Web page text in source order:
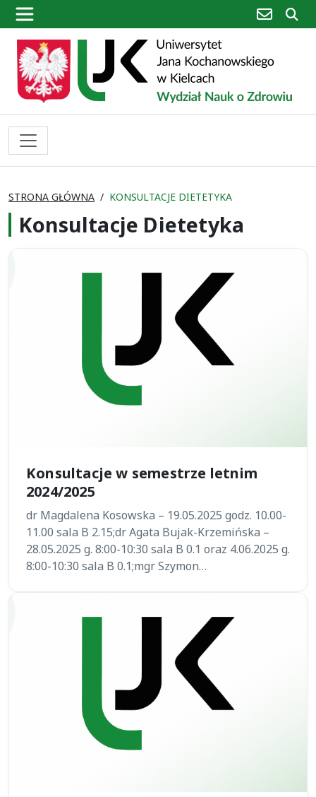
poczta
STRONA GŁÓWNA KONSULTACJE DIETETYKA
Konsultacje Dietetyka
Konsultacje w semestrze letnim
2024/2025
dr Magdalena Kosowska – 19.05.2025 godz. 10.00-
11.00 sala B 2.15;dr Agata Bujak-Krzemińska –
28.05.2025 g. 8:00-10:30 sala B 0.1 oraz 4.06.2025 g.
8:00-10:30 sala B 0.1;mgr Szymon…